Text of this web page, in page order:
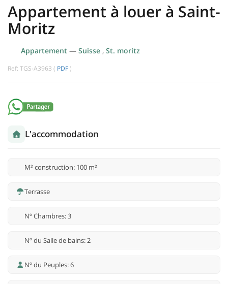
Appartement à louer à Saint-
Moritz
Appartement — Suisse , St. moritz
Ref: TGS-A3963 ( PDF )
L'accommodation
M² construction: 100 m²
Terrasse
Nº Chambres: 3
Nº du Salle de bains: 2
Nº du Peuples: 6